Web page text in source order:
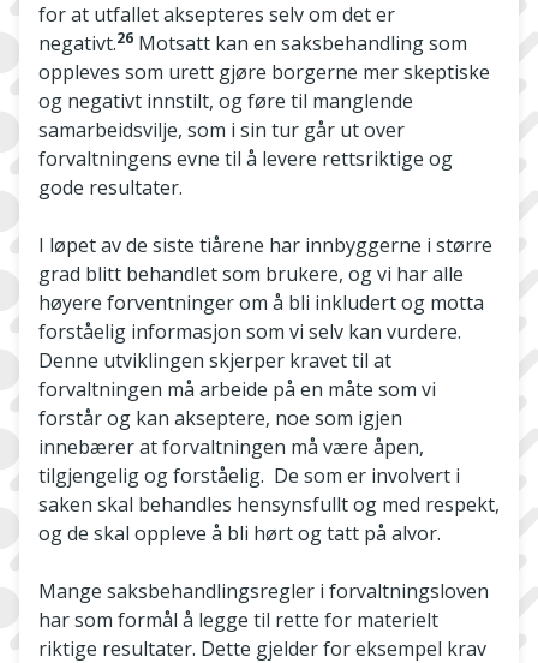
for at utfallet aksepteres selv om det er
negativt.26 Motsatt kan en saksbehandling som
oppleves som urett gjøre borgerne mer skeptiske
og negativt innstilt, og føre til manglende
samarbeidsvilje, som i sin tur går ut over
forvaltningens evne til å levere rettsriktige og
gode resultater.
I løpet av de siste tiårene har innbyggerne i større
grad blitt behandlet som brukere, og vi har alle
høyere forventninger om å bli inkludert og motta
forståelig informasjon som vi selv kan vurdere.
Denne utviklingen skjerper kravet til at
forvaltningen må arbeide på en måte som vi
forstår og kan akseptere, noe som igjen
innebærer at forvaltningen må være åpen,
tilgjengelig og forståelig. De som er involvert i
saken skal behandles hensynsfullt og med respekt,
og de skal oppleve å bli hørt og tatt på alvor.
Mange saksbehandlingsregler i forvaltningsloven
har som formål å legge til rette for materielt
riktige resultater. Dette gjelder for eksempel krav